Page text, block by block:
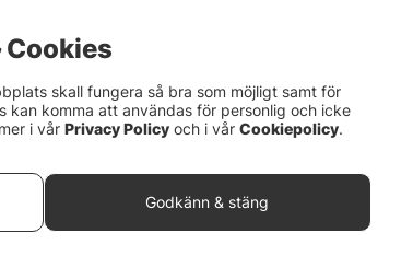
Cookies
skall fungera så bra som möjligt samt för
kan komma att användas för personlig och icke
i vår Privacy Policy och i vår Cookiepolicy.
Godkänn & stäng